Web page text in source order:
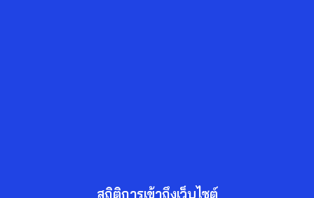
สถิติการเข้าถึงเว็บไซต์